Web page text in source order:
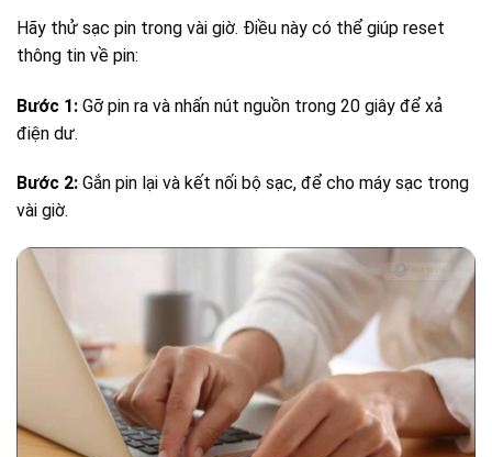
Hãy thử sạc pin trong vài giờ. Điều này có thể giúp reset
thông tin về pin:
Bước 1: Gỡ pin ra và nhấn nút nguồn trong 20 giây để xả
điện dư.
Bước 2: Gắn pin lại và kết nối bộ sạc, để cho máy sạc trong
vài giờ.